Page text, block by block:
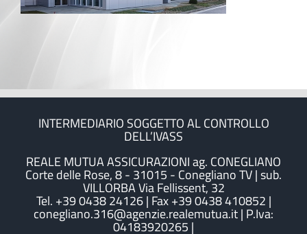
INTERMEDIARIO SOGGETTO AL CONTROLLO
DELL’IVASS
REALE MUTUA ASSICURAZIONI ag. CONEGLIANO
Corte delle Rose, 8 - 31015 - Conegliano TV | sub.
VILLORBA Via Fellissent, 32
Tel. +39 0438 24126 | Fax +39 0438 410852 |
conegliano.316@agenzie.realemutua.it | P.Iva:
04183920265 |